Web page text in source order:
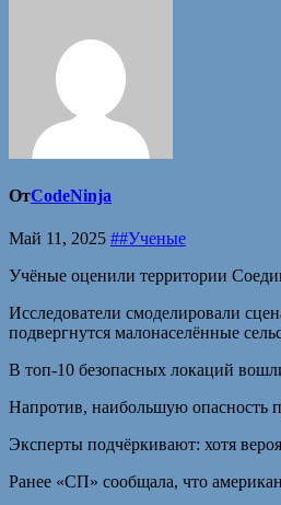
ОтCodeNinja
Май 11, 2025 ##Ученые
Учёные оценили территории
Исследователи смоделировали
подвергнутся малонаселённые
В топ-10 безопасных локаций
Напротив, наибольшую опасность
Эксперты подчёркивают: хотя
Ранее «СП» сообщала, что